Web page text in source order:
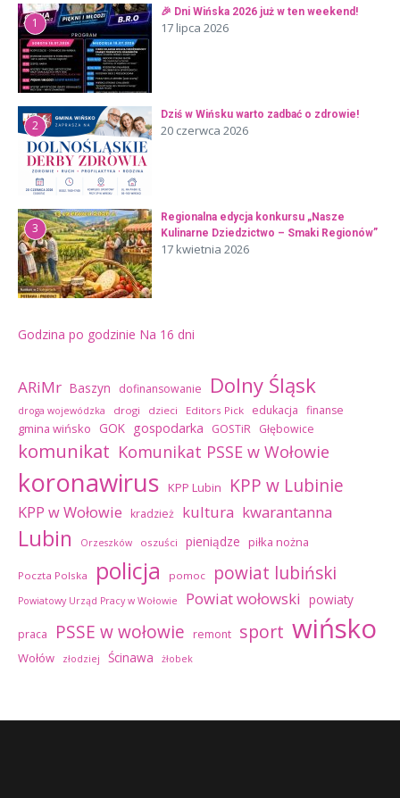
1
🎉 Dni Wińska 2026 już w ten weekend!
17 lipca 2026
2
Dziś w Wińsku warto zadbać o zdrowie!
20 czerwca 2026
3
Regionalna edycja konkursu „Nasze
Kulinarne Dziedzictwo – Smaki Regionów”
17 kwietnia 2026
Godzina po godzinie Na 16 dni
ARiMr Baszyn dofinansowanie Dolny Śląsk
droga wojewódzka drogi dzieci Editors Pick edukacja finanse
gmina wińsko GOK gospodarka GOSTiR Głębowice
komunikat Komunikat PSSE w Wołowie
koronawirus KPP Lubin KPP w Lubinie
KPP w Wołowie kradzież kultura kwarantanna
Lubin Orzeszków oszuści pieniądze piłka nożna
Poczta Polska policja pomoc powiat lubiński
Powiatowy Urząd Pracy w Wołowie Powiat wołowski powiaty
praca PSSE w wołowie remont sport wińsko
Wołów złodziej Ścinawa żłobek